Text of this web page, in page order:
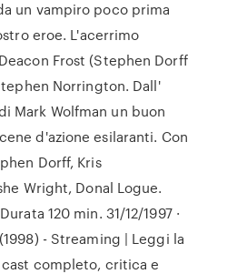
un vampiro poco prima
eroe. L'acerrimo
Frost (Stephen Dorff
Norrington. Dall'
Mark Wolfman un buon
d'azione esilaranti. Con
Dorff, Kris
Wright, Donal Logue.
120 min. 31/12/1997 ·
- Streaming | Leggi la
completo, critica e